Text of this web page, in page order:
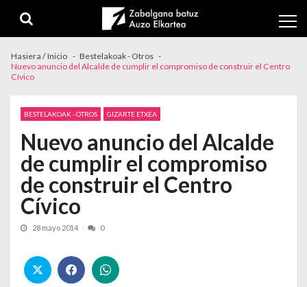
Hasiera / Inicio
Bestelakoak - Otros
Nuevo anuncio del Alcalde de cumplir el compromiso de construir el Centro
Cívico
BESTELAKOAK - OTROS GIZARTE ETXEA
Nuevo anuncio del Alcalde
de cumplir el compromiso
de construir el Centro
Cívico
28 mayo 2014 0